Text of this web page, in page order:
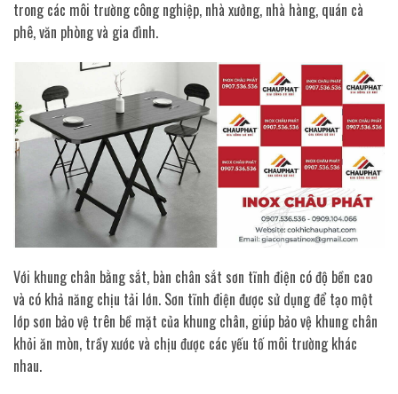
trong các môi trường công nghiệp, nhà xưởng, nhà hàng, quán cà
phê, văn phòng và gia đình.
Với khung chân bằng sắt, bàn chân sắt sơn tĩnh điện có độ bền cao
và có khả năng chịu tải lớn. Sơn tĩnh điện được sử dụng để tạo một
lớp sơn bảo vệ trên bề mặt của khung chân, giúp bảo vệ khung chân
khỏi ăn mòn, trầy xước và chịu được các yếu tố môi trường khác
nhau.